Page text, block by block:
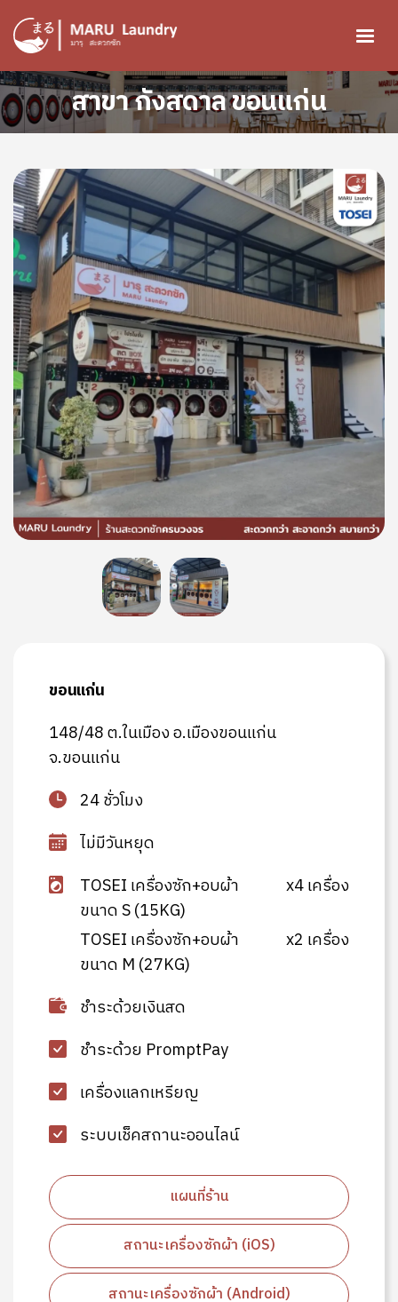
ข้ามไปยังเนื้อหาหลัก
สาขา กังสดาล ขอนแก่น
Image
Image
ขอนแก่น
148/48 ต.ในเมือง อ.เมืองขอนแก่น
จ.ขอนแก่น
24 ชั่วโมง
ไม่มีวันหยุด
TOSEI เครื่องซัก+อบผ้า
ขนาด S (15KG)
x4 เครื่อง
TOSEI เครื่องซัก+อบผ้า
ขนาด M (27KG)
x2 เครื่อง
ชำระด้วยเงินสด
ชำระด้วย PromptPay
เครื่องแลกเหรียญ
ระบบเช็คสถานะออนไลน์
แผนที่ร้าน
สถานะเครื่องซักผ้า (iOS)
สถานะเครื่องซักผ้า (Android)